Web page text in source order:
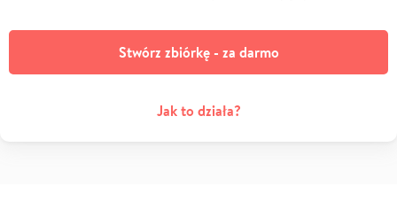
Stwórz zbiórkę - za darmo
Jak to działa?